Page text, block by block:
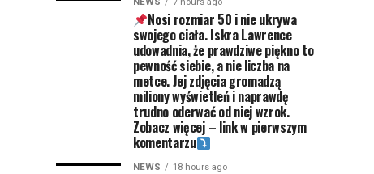
Nosi rozmiar 50 i nie ukrywa
swojego ciała. Iskra Lawrence
udowadnia, że prawdziwe piękno to
pewność siebie, a nie liczba na
metce. Jej zdjęcia gromadzą
miliony wyświetleń i naprawdę
trudno oderwać od niej wzrok.
Zobacz więcej – link w pierwszym
komentarzu
NEWS 18 hours ago